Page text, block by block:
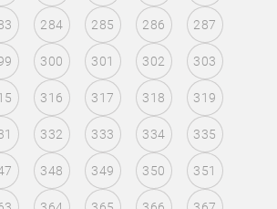
284 285 286 287
300 301 302 303
316 317 318 319
332 333 334 335
348 349 350 351